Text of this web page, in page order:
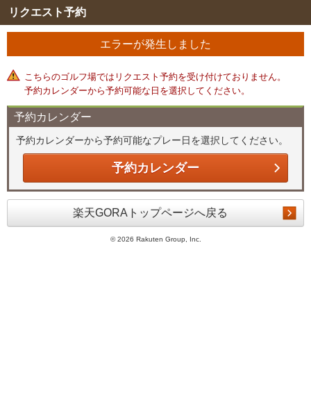
リクエスト予約
エラーが発生しました
こちらのゴルフ場ではリクエスト予約を受け付けておりません。
予約カレンダーから予約可能な日を選択してください。
予約カレンダー
予約カレンダーから予約可能なプレー日を選択してください。
予約カレンダー
楽天GORAトップページへ戻る
©2026 Rakuten Group, Inc.